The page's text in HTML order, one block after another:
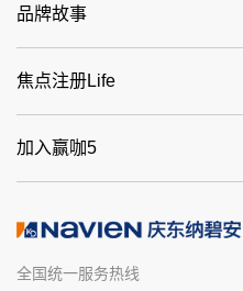
品牌故事
焦点注册Life
加入赢咖5
全国统一服务热线